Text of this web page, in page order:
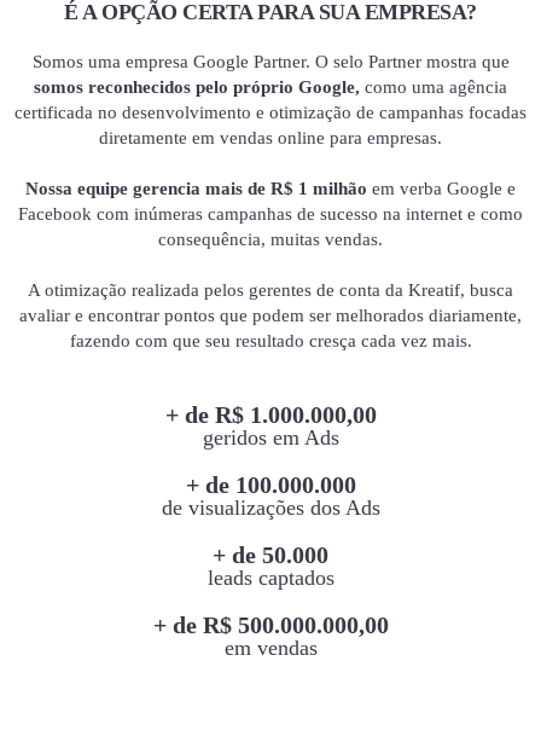
É A OPÇÃO CERTA PARA SUA EMPRESA?
Somos uma empresa Google Partner. O selo Partner mostra que
somos reconhecidos pelo próprio Google, como uma agência
certificada no desenvolvimento e otimização de campanhas focadas
diretamente em vendas online para empresas.
Nossa equipe gerencia mais de R$ 1 milhão em verba Google e
Facebook com inúmeras campanhas de sucesso na internet e como
consequência, muitas vendas.
A otimização realizada pelos gerentes de conta da Kreatif, busca
avaliar e encontrar pontos que podem ser melhorados diariamente,
fazendo com que seu resultado cresça cada vez mais.
+ de R$ 1.000.000,00
geridos em Ads
+ de 100.000.000
de visualizações dos Ads
+ de 50.000
leads captados
+ de R$ 500.000.000,00
em vendas